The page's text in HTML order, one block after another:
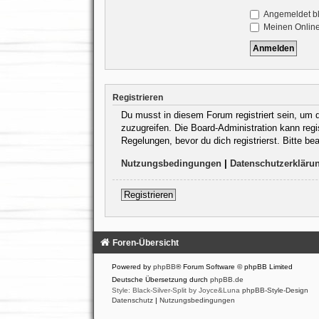
Angemeldet
Meinen
Registrieren
Du musst in diesem Forum registriert sein, um
zuzugreifen. Die Board-Administration kann
Regelungen, bevor du dich registrierst. Bitte
Nutzungsbedingungen|
Registrieren
Foren-Übersicht
Powered by phpBB® Forum Software © phpBB Limited
Deutsche Übersetzung durch phpBB.de
Style: Black-Silver-Split by Joyce&Luna phpBB-Style-Design
Datenschutz | Nutzungsbedingungen